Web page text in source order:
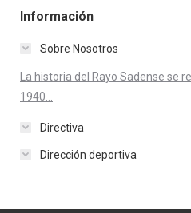
Información
Sobre Nosotros
La historia del Rayo Sadense se
1940...
Directiva
Dirección deportiva